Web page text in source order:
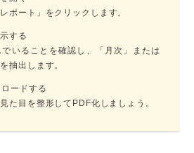
ポート」をクリックします。
する
いることを確認し、「月次」または
抽出します。
ードする
た目を整形してPDF化しましょう。